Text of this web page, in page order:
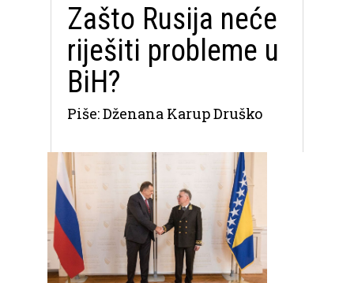
Zašto Rusija neće
riješiti probleme u
BiH?
Piše: Dženana Karup Druško